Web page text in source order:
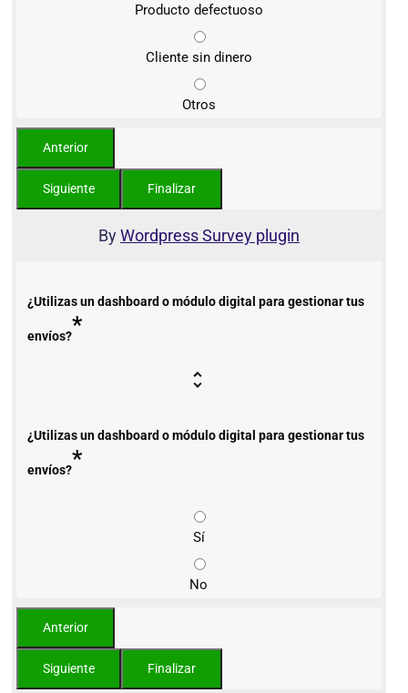
Producto defectuoso
Cliente sin dinero
Otros
ByWordpress Survey plugin
¿Utilizas un dashboard o módulo digital para gestionar tus
envíos?*
¿Utilizas un dashboard o módulo digital para gestionar tus
envíos?*
Sí
No